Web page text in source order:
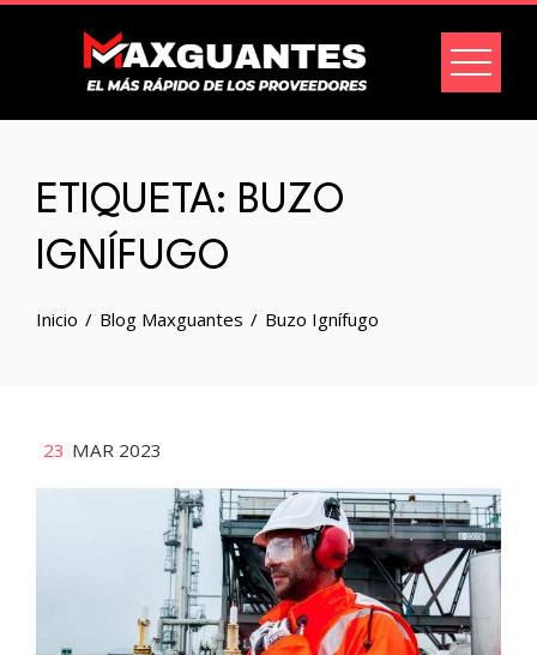
ETIQUETA: BUZO
IGNÍFUGO
Inicio Blog Maxguantes Buzo Ignífugo
23 MAR 2023